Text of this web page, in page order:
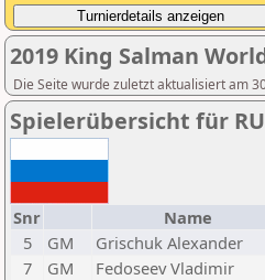
2019 King Salman
Die Seite wurde zuletzt aktualisiert am
Spielerübersicht für
Snr Name
5
GM Grischuk Alexander
7
GM Fedoseev Vladimir